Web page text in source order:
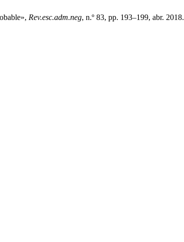
Rev.esc.adm.neg, n.º 83, pp. 193–199, abr. 2018.